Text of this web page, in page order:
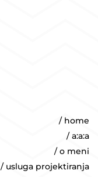
/ home
/ a:a:a
/ o meni
/ usluga projektiranja